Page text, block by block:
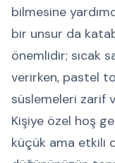
bilmesine
bir unsur da
önemlidir; sıcak
verirken, pastel
süslemeleri zarif
Kişiye özel hoş
küçük ama etkili